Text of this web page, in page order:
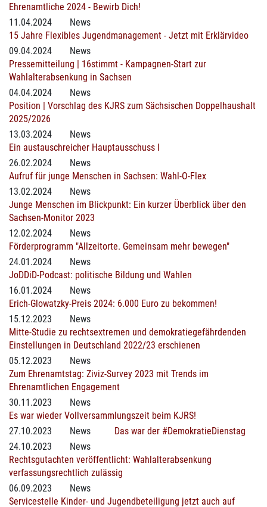
Ehrenamtliche 2024 - Bewirb Dich!
11.04.2024
News
15 Jahre Flexibles Jugendmanagement - Jetzt mit Erklärvideo
09.04.2024
News
Pressemitteilung | 16stimmt - Kampagnen-Start zur
Wahlalterabsenkung in Sachsen
04.04.2024
News
Position | Vorschlag des KJRS zum Sächsischen Doppelhaushalt
2025/2026
13.03.2024
News
Ein austauschreicher Hauptausschuss I
26.02.2024
News
Aufruf für junge Menschen in Sachsen: Wahl-O-Flex
13.02.2024
News
Junge Menschen im Blickpunkt: Ein kurzer Überblick über den
Sachsen-Monitor 2023
12.02.2024
News
Förderprogramm "Allzeitorte. Gemeinsam mehr bewegen"
24.01.2024
News
JoDDiD-Podcast: politische Bildung und Wahlen
16.01.2024
News
Erich-Glowatzky-Preis 2024: 6.000 Euro zu bekommen!
15.12.2023
News
Mitte-Studie zu rechtsextremen und demokratiegefährdenden
Einstellungen in Deutschland 2022/23 erschienen
05.12.2023
News
Zum Ehrenamtstag: Ziviz-Survey 2023 mit Trends im
Ehrenamtlichen Engagement
30.11.2023
News
Es war wieder Vollversammlungszeit beim KJRS!
27.10.2023
News
Das war der #DemokratieDienstag
24.10.2023
News
Rechtsgutachten veröffentlicht: Wahlalterabsenkung
verfassungsrechtlich zulässig
06.09.2023
News
Servicestelle Kinder- und Jugendbeteiligung jetzt auch auf